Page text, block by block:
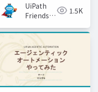
UiPath
Friends
1.5K